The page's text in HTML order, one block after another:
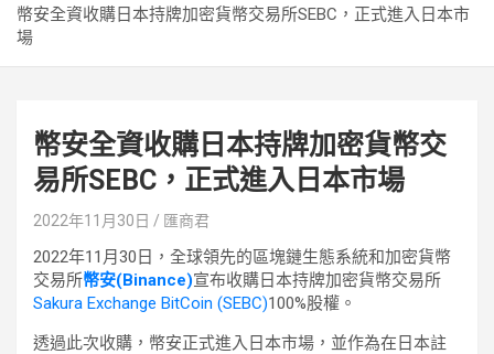
幣安全資收購日本持牌加密貨幣交易所SEBC，正式進入日本市
場
幣安全資收購日本持牌加密貨幣交
易所SEBC，正式進入日本市場
2022年11月30日 匯商君
2022年11月30日，全球領先的區塊鏈生態系統和加密貨幣
交易所幣安(Binance)宣布收購日本持牌加密貨幣交易所
Sakura Exchange BitCoin (SEBC)100%股權。
透過此次收購，幣安正式進入日本市場，並作為在日本註